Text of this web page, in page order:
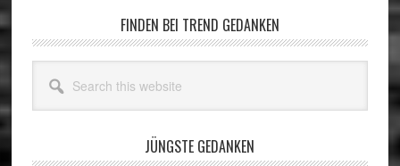
Sidebar
FINDEN BEI TREND GEDANKEN
this
website
JÜNGSTE GEDANKEN